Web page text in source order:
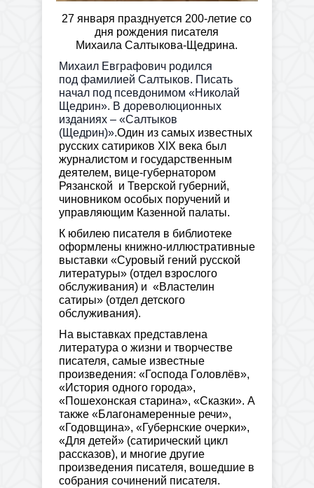
27 января празднуется 200-летие со
дня рождения писателя
Михаила Салтыкова-Щедрина.
Михаил Евграфович родился
под фамилией Салтыков. Писать
начал под псевдонимом «Николай
Щедрин». В дореволюционных
изданиях – «Салтыков
(Щедрин)».Один из самых известных
русских сатириков XIX века был
журналистом и государственным
деятелем, вице-губернатором
Рязанской и Тверской губерний,
чиновником особых поручений и
управляющим Казенной палаты.
К юбилею писателя в библиотеке
оформлены книжно-иллюстративные
выставки «Суровый гений русской
литературы» (отдел взрослого
обслуживания) и «Властелин
сатиры» (отдел детского
обслуживания).
На выставках представлена
литература о жизни и творчестве
писателя, самые известные
произведения: «Господа Головлёв»,
«История одного города»,
«Пошехонская старина», «Сказки». А
также «Благонамеренные речи»,
«Годовщина», «Губернские очерки»,
«Для детей» (сатирический цикл
рассказов), и многие другие
произведения писателя, вошедшие в
собрания сочинений писателя.